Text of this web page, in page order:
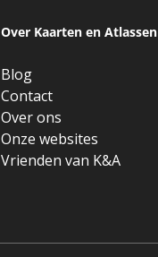
Over Kaarten en Atlassen
Blog
Contact
Over ons
Onze websites
Vrienden van K&A